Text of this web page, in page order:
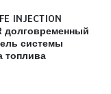
INJECTION
долговременный
системы
топлива